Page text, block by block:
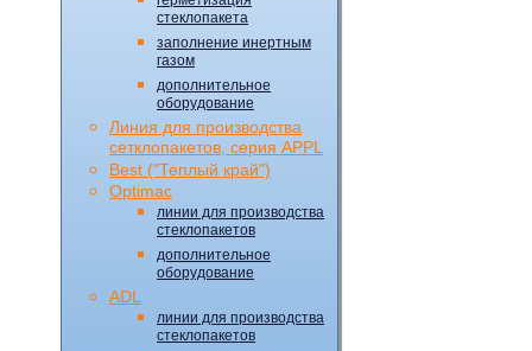
стеклопакета
заполнение инертным
газом
дополнительное
оборудование
Линия для производства
сетклопакетов, серия APPL
Best ("Теплый край")
Optimac
линии для производства
стеклопакетов
дополнительное
оборудование
ADL
линии для производства
стеклопакетов